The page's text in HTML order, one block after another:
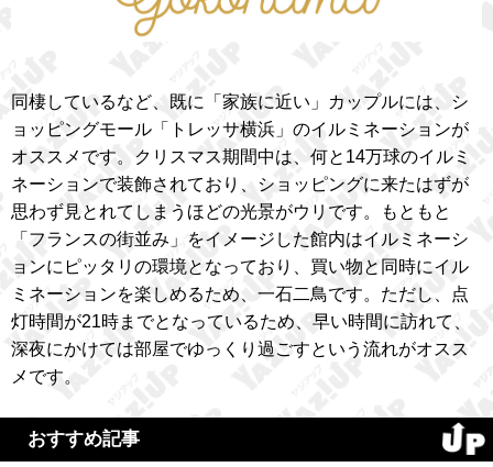
同棲しているなど、既に「家族に近い」カップルには、シ
ョッピングモール「トレッサ横浜」のイルミネーションが
オススメです。クリスマス期間中は、何と14万球のイルミ
ネーションで装飾されており、ショッピングに来たはずが
思わず見とれてしまうほどの光景がウリです。もともと
「フランスの街並み」をイメージした館内はイルミネーシ
ョンにピッタリの環境となっており、買い物と同時にイル
ミネーションを楽しめるため、一石二鳥です。ただし、点
灯時間が21時までとなっているため、早い時間に訪れて、
深夜にかけては部屋でゆっくり過ごすという流れがオスス
メです。
おすすめ記事